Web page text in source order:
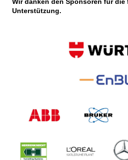
Unterstützung.